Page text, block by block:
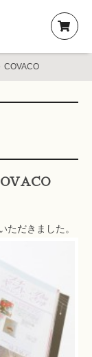
COVACO
ただきました。